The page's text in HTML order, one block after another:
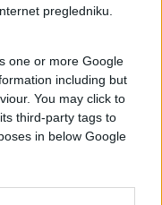
pregledniku.
one or more Google
including but
You may click to
third-party tags to
in below Google
novih
ali daleko
Tysona, Netflix
na Božić.
uživo